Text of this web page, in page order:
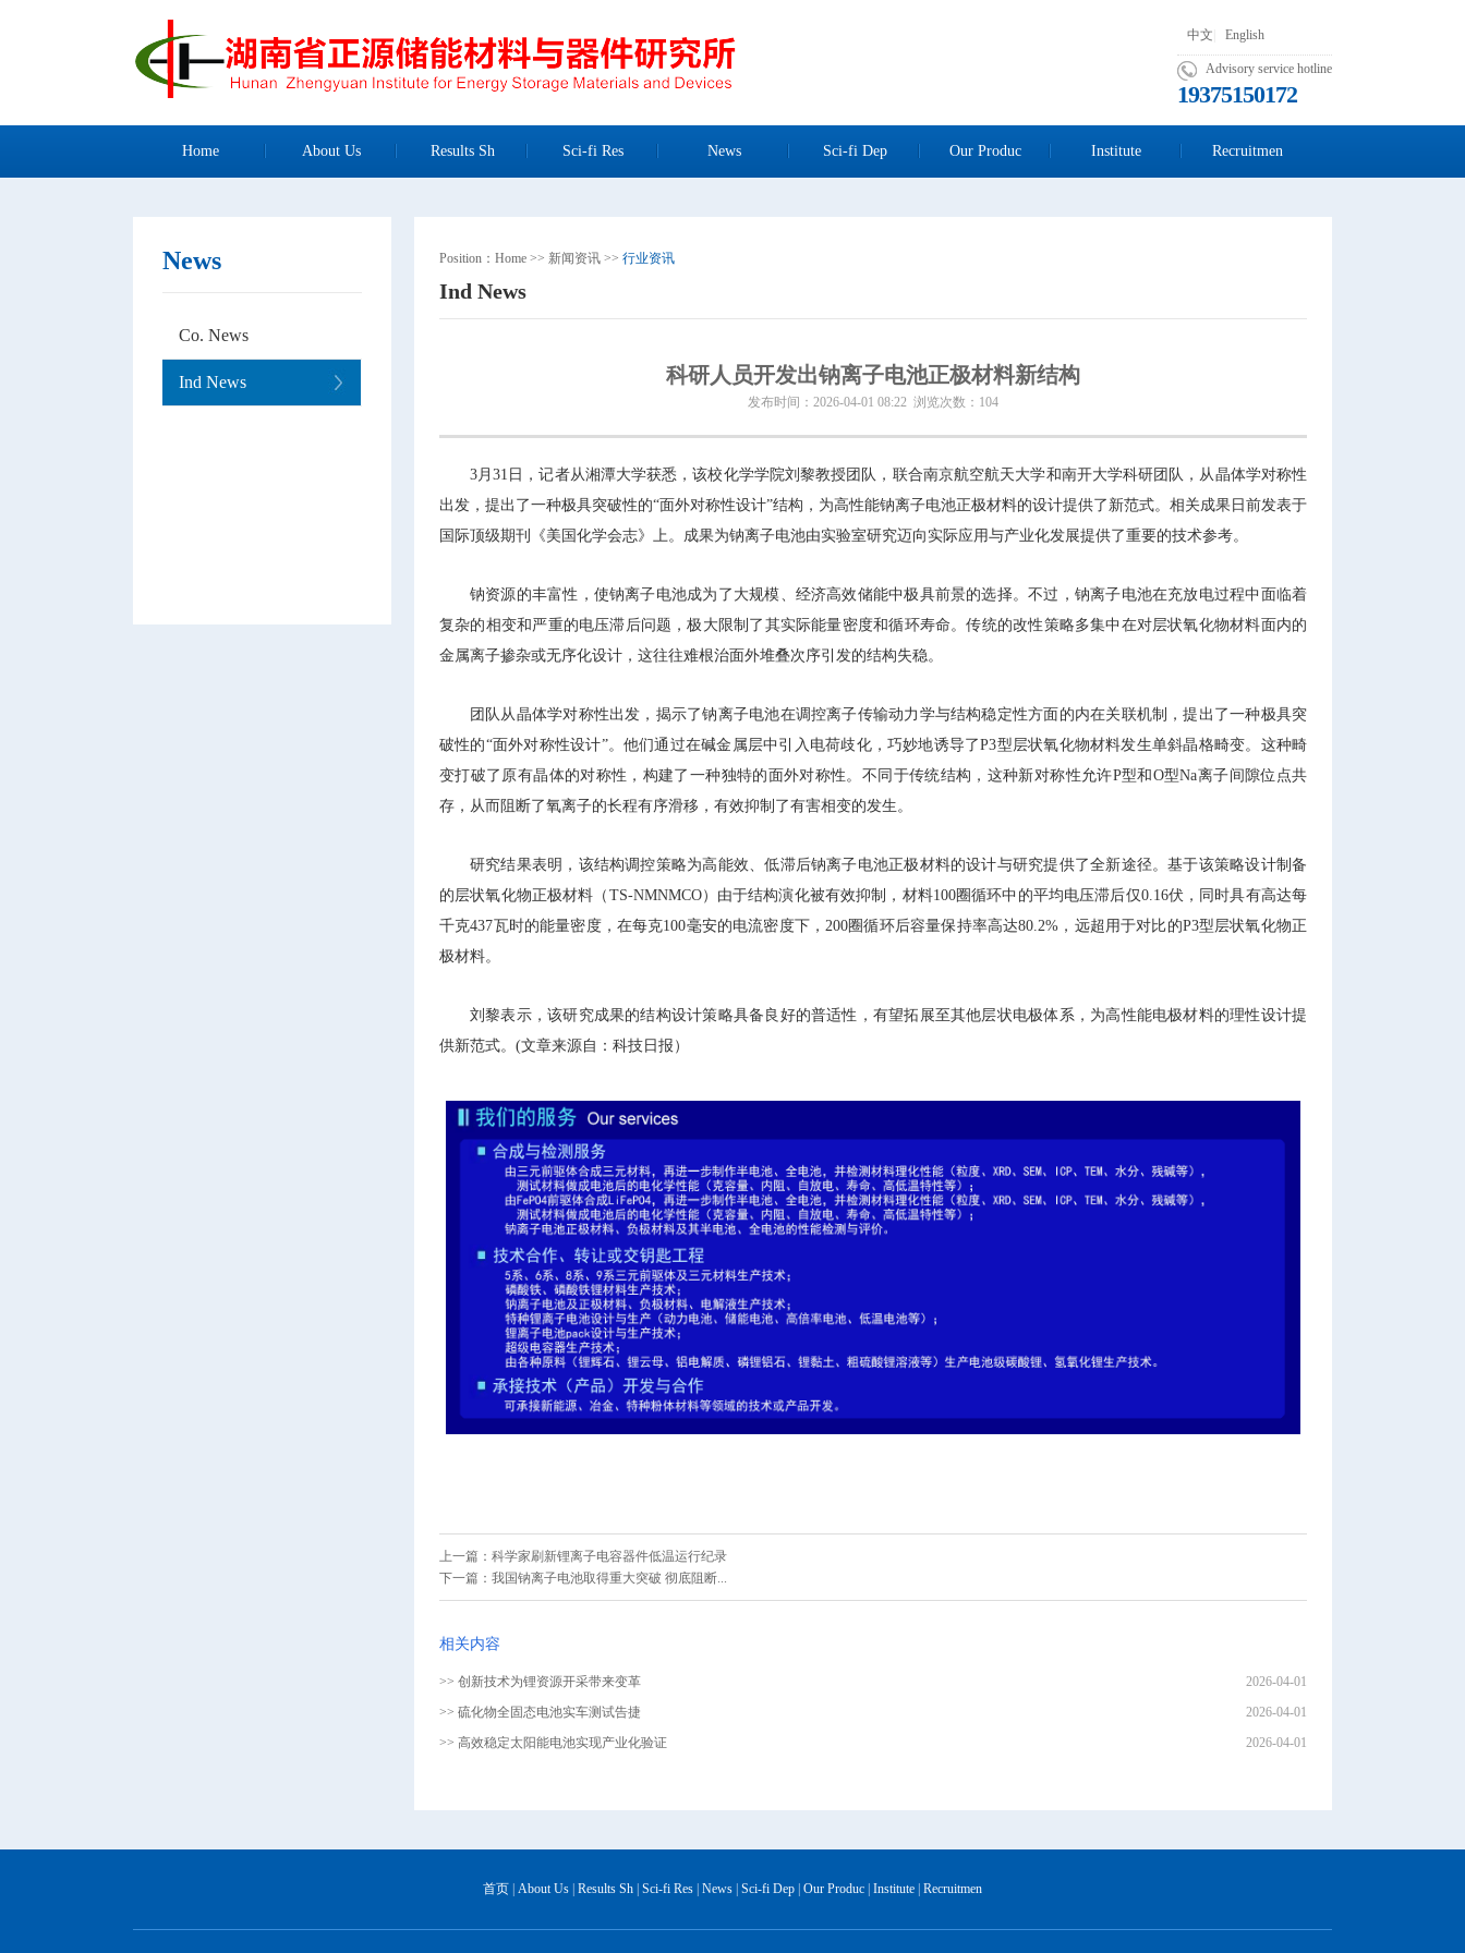
中文 English
Advisory service hotline
19375150172
Home About Us Results Sh Sci-fi Res News Sci-fi Dep Our Produc Institute Recruitmen
News
Co. News
Ind News
Position： Home >> 新闻资讯 >> 行业资讯
Ind News
科研人员开发出钠离子电池正极材料新结构
发布时间：2026-04-01 08:22 浏览次数：104
3月31日，记者从湘潭大学获悉，该校化学学院刘黎教授团队，联合南京航空航天大学和南开大学科研团队，从晶体学对称性
出发，提出了一种极具突破性的“面外对称性设计”结构，为高性能钠离子电池正极材料的设计提供了新范式。相关成果日前发表于
国际顶级期刊《美国化学会志》上。成果为钠离子电池由实验室研究迈向实际应用与产业化发展提供了重要的技术参考。
钠资源的丰富性，使钠离子电池成为了大规模、经济高效储能中极具前景的选择。不过，钠离子电池在充放电过程中面临着
复杂的相变和严重的电压滞后问题，极大限制了其实际能量密度和循环寿命。传统的改性策略多集中在对层状氧化物材料面内的
金属离子掺杂或无序化设计，这往往难根治面外堆叠次序引发的结构失稳。
团队从晶体学对称性出发，揭示了钠离子电池在调控离子传输动力学与结构稳定性方面的内在关联机制，提出了一种极具突
破性的“面外对称性设计”。他们通过在碱金属层中引入电荷歧化，巧妙地诱导了P3型层状氧化物材料发生单斜晶格畸变。这种畸
变打破了原有晶体的对称性，构建了一种独特的面外对称性。不同于传统结构，这种新对称性允许P型和O型Na离子间隙位点共
存，从而阻断了氧离子的长程有序滑移，有效抑制了有害相变的发生。
研究结果表明，该结构调控策略为高能效、低滞后钠离子电池正极材料的设计与研究提供了全新途径。基于该策略设计制备
的层状氧化物正极材料（TS-NMNMCO）由于结构演化被有效抑制，材料100圈循环中的平均电压滞后仅0.16伏，同时具有高达每
千克437瓦时的能量密度，在每克100毫安的电流密度下，200圈循环后容量保持率高达80.2%，远超用于对比的P3型层状氧化物正
极材料。
刘黎表示，该研究成果的结构设计策略具备良好的普适性，有望拓展至其他层状电极体系，为高性能电极材料的理性设计提
供新范式。(文章来源自：科技日报）
上一篇： 科学家刷新锂离子电容器件低温运行纪录
下一篇： 我国钠离子电池取得重大突破 彻底阻断...
相关内容
2026-04-01
>> 创新技术为锂资源开采带来变革
2026-04-01
>> 硫化物全固态电池实车测试告捷
2026-04-01
>> 高效稳定太阳能电池实现产业化验证
首页 About Us Results Sh Sci-fi Res News Sci-fi Dep Our Produc Institute Recruitmen